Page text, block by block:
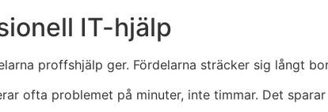
IT-hjälp
proffshjälp ger. Fördelarna sträcker sig långt
ofta problemet på minuter, inte timmar. Det